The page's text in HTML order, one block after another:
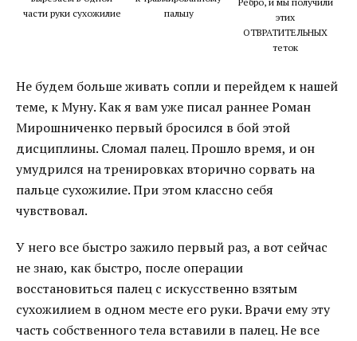
части руки сухожилие
пальцу
этих
ОТВРАТИТЕЛЬНЫХ
теток
Не будем больше живать сопли и перейдем к нашей
теме, к Муну. Как я вам уже писал раннее Роман
Мирошниченко первый бросился в бой этой
дисциплины. Сломал палец. Прошло время, и он
умудрился на тренировках вторично сорвать на
пальце сухожилие. При этом классно себя
чувствовал.
У него все быстро зажило первый раз, а вот сейчас
не знаю, как быстро, после операции
восстановиться палец с искусственно взятым
сухожилием в одном месте его руки. Врачи ему эту
часть собственного тела вставили в палец. Не все